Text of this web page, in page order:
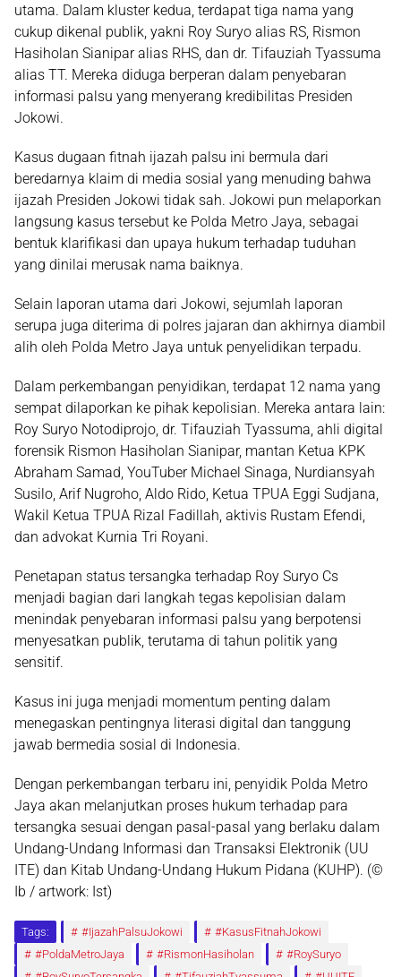
utama. Dalam kluster kedua, terdapat tiga nama yang
cukup dikenal publik, yakni Roy Suryo alias RS, Rismon
Hasiholan Sianipar alias RHS, dan dr. Tifauziah Tyassuma
alias TT. Mereka diduga berperan dalam penyebaran
informasi palsu yang menyerang kredibilitas Presiden
Jokowi.
Kasus dugaan fitnah ijazah palsu ini bermula dari
beredarnya klaim di media sosial yang menuding bahwa
ijazah Presiden Jokowi tidak sah. Jokowi pun melaporkan
langsung kasus tersebut ke Polda Metro Jaya, sebagai
bentuk klarifikasi dan upaya hukum terhadap tuduhan
yang dinilai merusak nama baiknya.
Selain laporan utama dari Jokowi, sejumlah laporan
serupa juga diterima di polres jajaran dan akhirnya diambil
alih oleh Polda Metro Jaya untuk penyelidikan terpadu.
Dalam perkembangan penyidikan, terdapat 12 nama yang
sempat dilaporkan ke pihak kepolisian. Mereka antara lain:
Roy Suryo Notodiprojo, dr. Tifauziah Tyassuma, ahli digital
forensik Rismon Hasiholan Sianipar, mantan Ketua KPK
Abraham Samad, YouTuber Michael Sinaga, Nurdiansyah
Susilo, Arif Nugroho, Aldo Rido, Ketua TPUA Eggi Sudjana,
Wakil Ketua TPUA Rizal Fadillah, aktivis Rustam Efendi,
dan advokat Kurnia Tri Royani.
Penetapan status tersangka terhadap Roy Suryo Cs
menjadi bagian dari langkah tegas kepolisian dalam
menindak penyebaran informasi palsu yang berpotensi
menyesatkan publik, terutama di tahun politik yang
sensitif.
Kasus ini juga menjadi momentum penting dalam
menegaskan pentingnya literasi digital dan tanggung
jawab bermedia sosial di Indonesia.
Dengan perkembangan terbaru ini, penyidik Polda Metro
Jaya akan melanjutkan proses hukum terhadap para
tersangka sesuai dengan pasal-pasal yang berlaku dalam
Undang-Undang Informasi dan Transaksi Elektronik (UU
ITE) dan Kitab Undang-Undang Hukum Pidana (KUHP). (©
Ib / artwork: Ist)
Tags: #IjazahPalsuJokowi
#KasusFitnahJokowi
#PoldaMetroJaya
#RismonHasiholan
#RoySuryo